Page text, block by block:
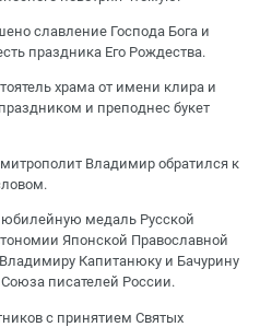
славление Господа Бога и
праздника Его Рождества.
храма от имени клира и
и преподнес букет
Владимир обратился к
медаль Русской
Японской Православной
Капитанюку и Бачурину
писателей России.
с принятием Святых